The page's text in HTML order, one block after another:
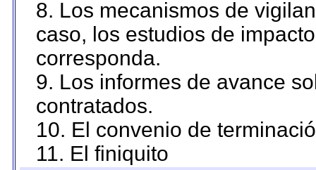
8. Los mecanismos de
caso, los estudios de
corresponda.
9. Los informes de avance
contratados.
10. El convenio de
11. El finiquito